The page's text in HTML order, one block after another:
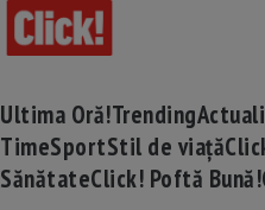
Ultima Oră!Trending
TimeSportStil de viață
SănătateClick! Poftă Bună!